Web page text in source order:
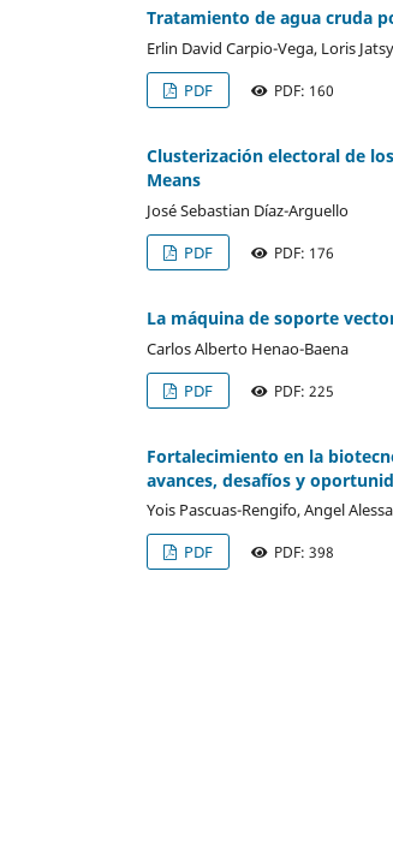
Tratamiento de agua cruda
Erlin David Carpio-Vega, Loris
PDF
PDF: 160
Clusterización electoral de
Means
José Sebastian Díaz-Arguello
PDF
PDF: 176
La máquina de soporte
Carlos Alberto Henao-Baena
PDF
PDF: 225
Fortalecimiento en la
avances, desafíos y
Yois Pascuas-Rengifo, Angel
PDF
PDF: 398